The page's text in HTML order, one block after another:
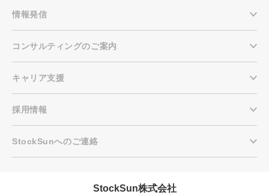
StockSun株式会社〒160-0023 東京都新宿区西新宿3丁目8番3号 新
情報発信
コンサルティングのご案内
キャリア支援
採用情報
StockSunへのご連絡
StockSun株式会社